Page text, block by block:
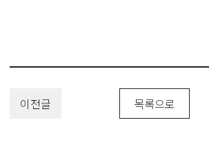
이전글 목록으로